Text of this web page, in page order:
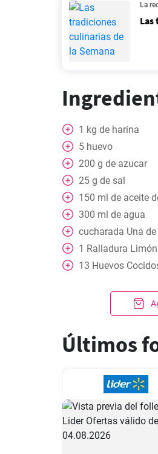
La
Las
1 kg de harina
5 huevo
200 g de azucar
25 g de sal
150 ml de aceite
300 ml de agua
cucharada Una
1 Ralladura
13 Huevos
Últimos